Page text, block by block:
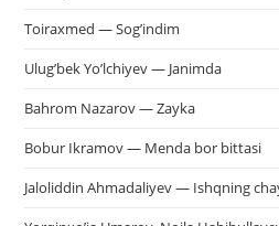
Toiraxmed — Sog’indim
Ulug’bek Yo’lchiyev — Janimda
Bahrom Nazarov — Zayka
Bobur Ikramov — Menda bor bittasi
Jaloliddin Ahmadaliyev — Ishqning